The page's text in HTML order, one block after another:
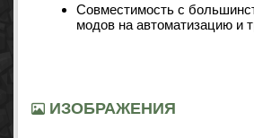
Совместимость с
модов на автоматизацию и
ИЗОБРАЖЕНИЯ